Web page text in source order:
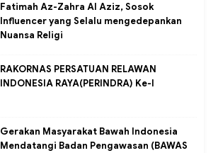
Fatimah Az-Zahra Al Aziz, Sosok
Influencer yang Selalu mengedepankan
Nuansa Religi
RAKORNAS PERSATUAN RELAWAN
INDONESIA RAYA(PERINDRA) Ke-I
Gerakan Masyarakat Bawah Indonesia
Mendatangi Badan Pengawasan (BAWAS